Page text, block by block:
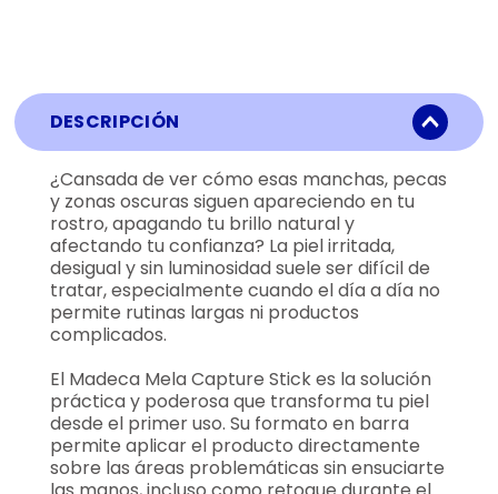
DESCRIPCIÓN
¿Cansada de ver cómo esas manchas, pecas
y zonas oscuras siguen apareciendo en tu
rostro, apagando tu brillo natural y
afectando tu confianza? La piel irritada,
desigual y sin luminosidad suele ser difícil de
tratar, especialmente cuando el día a día no
permite rutinas largas ni productos
complicados.
El Madeca Mela Capture Stick es la solución
práctica y poderosa que transforma tu piel
desde el primer uso. Su formato en barra
permite aplicar el producto directamente
sobre las áreas problemáticas sin ensuciarte